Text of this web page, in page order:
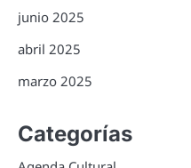
junio 2025
abril 2025
marzo 2025
Categorías